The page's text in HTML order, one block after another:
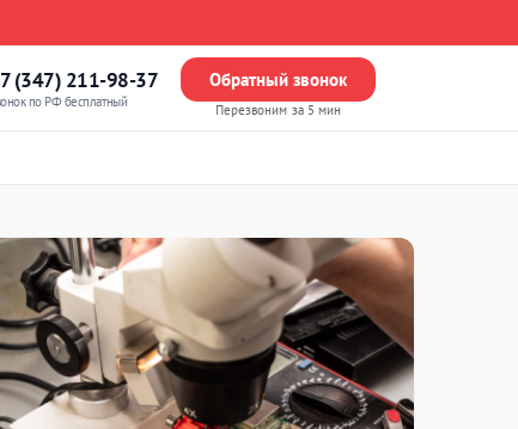
(347) 211-98-37
по РФ бесплатный
Обратный звонок
Перезвоним за 5 мин